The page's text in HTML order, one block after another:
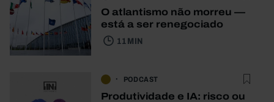
O atlantismo não morreu —
está a ser renegociado
11 MIN
PODCAST
Produtividade e IA: risco ou